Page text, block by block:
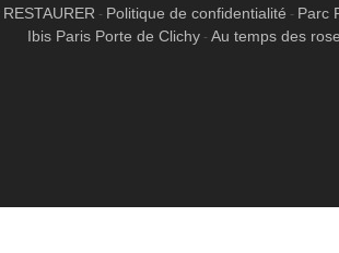
RESTAURER
Politique de confidentialité Parc
Ibis Paris Porte de Clichy
Au temps des